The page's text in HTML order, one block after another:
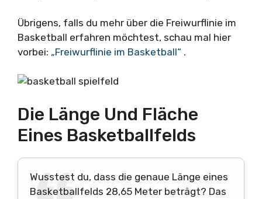
Übrigens, falls du mehr über die Freiwurflinie im
Basketball erfahren möchtest, schau mal hier
vorbei: „Freiwurflinie im Basketball“ .
Die Länge Und Fläche
Eines Basketballfelds
Wusstest du, dass die genaue Länge eines
Basketballfelds 28,65 Meter beträgt? Das